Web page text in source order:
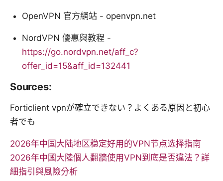
OpenVPN 官方網站 - openvpn.net
NordVPN 優惠與教程 -
https://go.nordvpn.net/aff_c?
offer_id=15&aff_id=132441
Sources:
Forticlient vpnが確立できない？よくある原因と初心
者でも
2026年中国大陆地区稳定好用的VPN节点选择指南
2026年中國大陸個人翻牆使用VPN到底是否違法？詳
細指引與風險分析